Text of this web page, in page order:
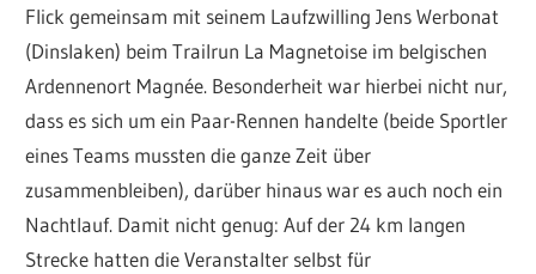
Flick gemeinsam mit seinem Laufzwilling Jens Werbonat
(Dinslaken) beim Trailrun La Magnetoise im belgischen
Ardennenort Magnée. Besonderheit war hierbei nicht nur,
dass es sich um ein Paar-Rennen handelte (beide Sportler
eines Teams mussten die ganze Zeit über
zusammenbleiben), darüber hinaus war es auch noch ein
Nachtlauf. Damit nicht genug: Auf der 24 km langen
Strecke hatten die Veranstalter selbst für